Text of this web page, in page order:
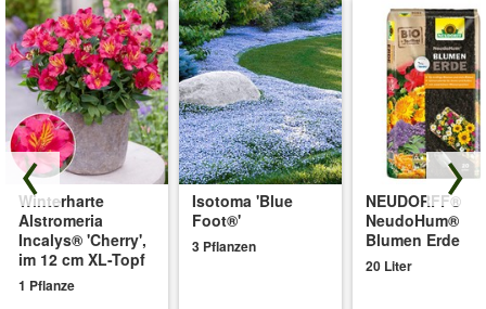
Winterharte
Alstromeria
Incalys® 'Cherry',
im 12 cm XL-Topf
1 Pflanze
Isotoma 'Blue
Foot®'
3 Pflanzen
NEUDORFF®
NeudoHum®
Blumen Erde
20 Liter